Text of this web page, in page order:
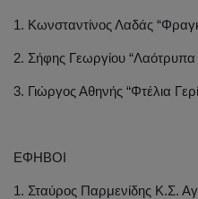
1. Κωνσταντίνος Λαδάς
2. Σήφης Γεωργίου “Λαότρυπα
3. Γιώργος Αθηνής “Φτέλια
ΕΦΗΒΟΙ
1. Σταύρος Παρμενίδης Κ.Σ.